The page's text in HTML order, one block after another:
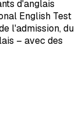
d'anglais
English Test
l'admission, du
– avec des